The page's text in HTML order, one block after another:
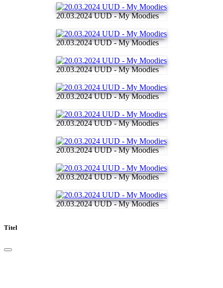
20.03.2024 UUD - My Moodies
20.03.2024 UUD - My Moodies
20.03.2024 UUD - My Moodies
20.03.2024 UUD - My Moodies
20.03.2024 UUD - My Moodies
20.03.2024 UUD - My Moodies
20.03.2024 UUD - My Moodies
20.03.2024 UUD - My Moodies
Titel